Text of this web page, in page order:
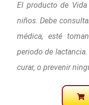
El producto de
niños. Debe
médica, esté
periodo de
curar, o prevenir